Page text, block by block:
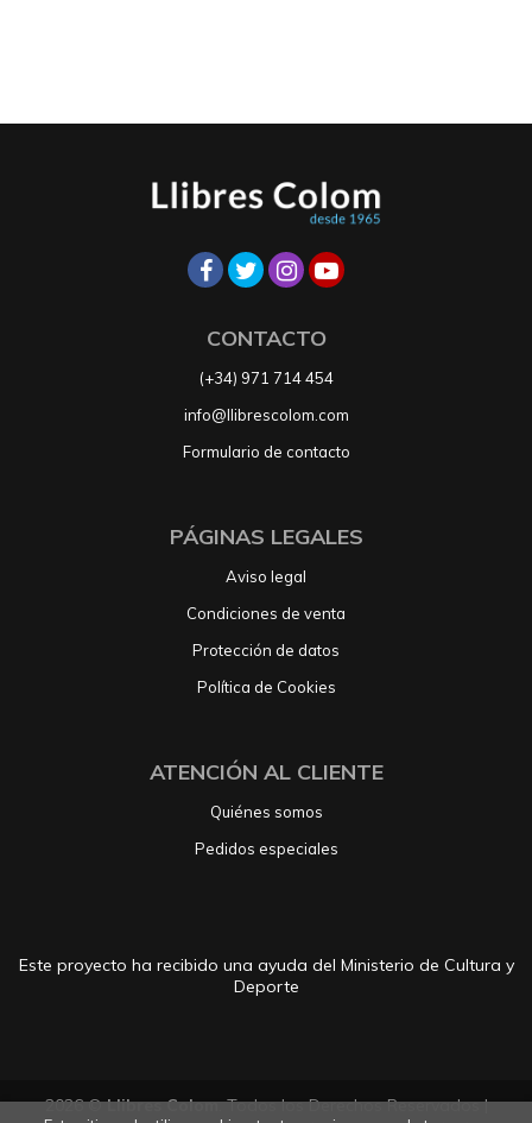
CONTACTO
(+34) 971 714 454
info@llibrescolom.com
Formulario de contacto
PÁGINAS LEGALES
Aviso legal
Condiciones de venta
Protección de datos
Política de Cookies
ATENCIÓN AL CLIENTE
Quiénes somos
Pedidos especiales
Este proyecto ha recibido una ayuda del Ministerio de Cultura y
Deporte
2026 ©Llibres Colom. Todos los Derechos Reservados |